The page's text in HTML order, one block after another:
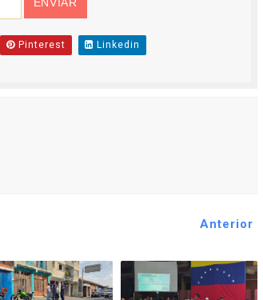
Pinterest Linkedin
Anterior